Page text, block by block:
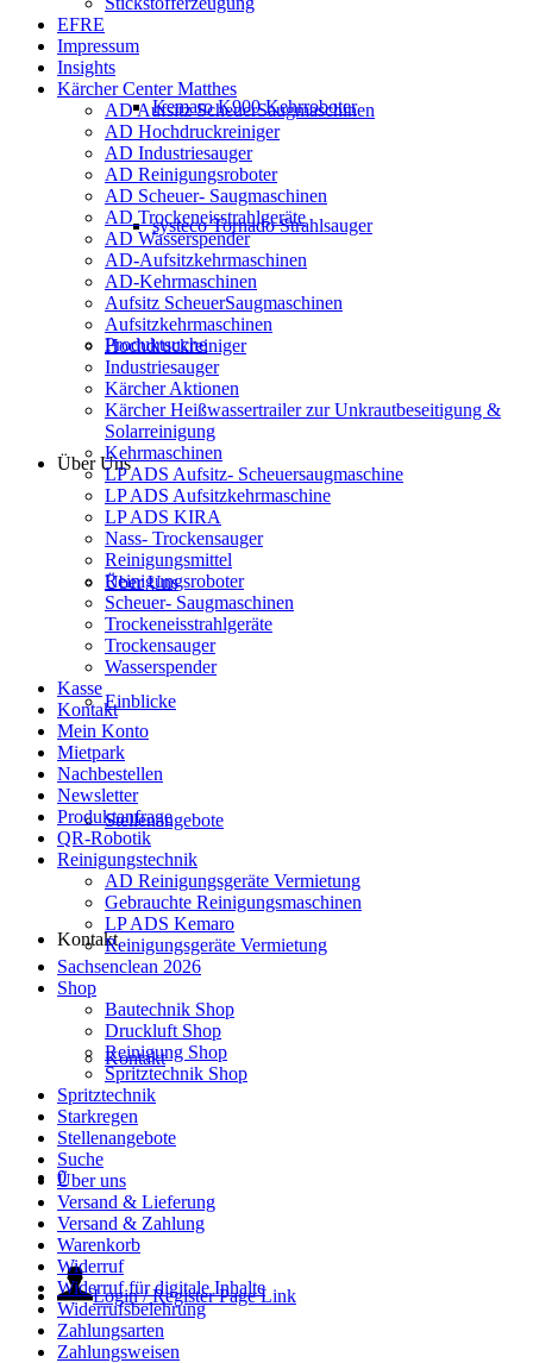
Kemaro K900 Kehrroboter
systeco Tornado Strahlsauger
Produktsuche
Über Uns
Über Uns
Einblicke
Stellenangebote
Kontakt
Kontakt
0
Login / Register Page Link
EFRE
Impressum
Insights
Kärcher Center Matthes
AD Aufsitz ScheuerSaugmaschinen
AD Hochdruckreiniger
AD Industriesauger
AD Reinigungsroboter
AD Scheuer- Saugmaschinen
AD Trockeneisstrahlgeräte
AD Wasserspender
AD-Aufsitzkehrmaschinen
AD-Kehrmaschinen
Aufsitz ScheuerSaugmaschinen
Aufsitzkehrmaschinen
Hochdruckreiniger
Industriesauger
Kärcher Aktionen
Kärcher Heißwassertrailer zur Unkrautbeseitigung &
Solarreinigung
Kehrmaschinen
LP ADS Aufsitz- Scheuersaugmaschine
LP ADS Aufsitzkehrmaschine
LP ADS KIRA
Nass- Trockensauger
Reinigungsmittel
Reinigungsroboter
Scheuer- Saugmaschinen
Trockeneisstrahlgeräte
Trockensauger
Wasserspender
Kasse
Kontakt
Mein Konto
Mietpark
Nachbestellen
Newsletter
Produktanfrage
QR-Robotik
Reinigungstechnik
AD Reinigungsgeräte Vermietung
Gebrauchte Reinigungsmaschinen
LP ADS Kemaro
Reinigungsgeräte Vermietung
Sachsenclean 2026
Shop
Bautechnik Shop
Druckluft Shop
Reinigung Shop
Spritztechnik Shop
Spritztechnik
Starkregen
Stellenangebote
Suche
Über uns
Versand & Lieferung
Versand & Zahlung
Warenkorb
Widerruf
Widerruf für digitale Inhalte
Widerrufsbelehrung
Zahlungsarten
Zahlungsweisen